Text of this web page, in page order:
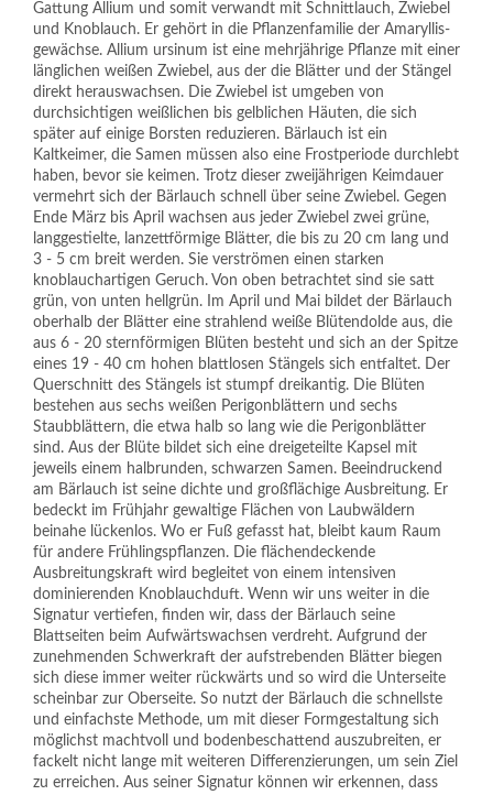
Gattung Allium und somit verwandt mit Schnittlauch, Zwiebel
und Knoblauch. Er gehört in die Pflanzenfamilie der Amaryllis-
gewächse. Allium ursinum ist eine mehrjährige Pflanze mit einer
länglichen weißen Zwiebel, aus der die Blätter und der Stängel
direkt herauswachsen. Die Zwiebel ist umgeben von
durchsichtigen weißlichen bis gelblichen Häuten, die sich
später auf einige Borsten reduzieren. Bärlauch ist ein
Kaltkeimer, die Samen müssen also eine Frostperiode durchlebt
haben, bevor sie keimen. Trotz dieser zweijährigen Keimdauer
vermehrt sich der Bärlauch schnell über seine Zwiebel. Gegen
Ende März bis April wachsen aus jeder Zwiebel zwei grüne,
langgestielte, lanzettförmige Blätter, die bis zu 20 cm lang und
3 - 5 cm breit werden. Sie verströmen einen starken
knoblauchartigen Geruch. Von oben betrachtet sind sie satt
grün, von unten hellgrün. Im April und Mai bildet der Bärlauch
oberhalb der Blätter eine strahlend weiße Blütendolde aus, die
aus 6 - 20 sternförmigen Blüten besteht und sich an der Spitze
eines 19 - 40 cm hohen blattlosen Stängels sich entfaltet. Der
Querschnitt des Stängels ist stumpf dreikantig. Die Blüten
bestehen aus sechs weißen Perigonblättern und sechs
Staubblättern, die etwa halb so lang wie die Perigonblätter
sind. Aus der Blüte bildet sich eine dreigeteilte Kapsel mit
jeweils einem halbrunden, schwarzen Samen. Beeindruckend
am Bärlauch ist seine dichte und großflächige Ausbreitung. Er
bedeckt im Frühjahr gewaltige Flächen von Laubwäldern
beinahe lückenlos. Wo er Fuß gefasst hat, bleibt kaum Raum
für andere Frühlingspflanzen. Die flächendeckende
Ausbreitungskraft wird begleitet von einem intensiven
dominierenden Knoblauchduft. Wenn wir uns weiter in die
Signatur vertiefen, finden wir, dass der Bärlauch seine
Blattseiten beim Aufwärtswachsen verdreht. Aufgrund der
zunehmenden Schwerkraft der aufstrebenden Blätter biegen
sich diese immer weiter rückwärts und so wird die Unterseite
scheinbar zur Oberseite. So nutzt der Bärlauch die schnellste
und einfachste Methode, um mit dieser Formgestaltung sich
möglichst machtvoll und bodenbeschattend auszubreiten, er
fackelt nicht lange mit weiteren Differenzierungen, um sein Ziel
zu erreichen. Aus seiner Signatur können wir erkennen, dass